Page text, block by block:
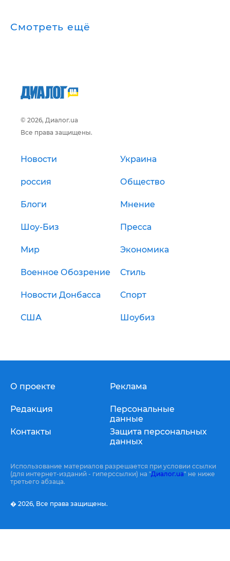
Смотреть ещё
© 2026, Диалог.ua
Все права защищены.
Новости Украина
россия Общество
Блоги Мнение
Шоу-Биз Пресса
Мир Экономика
Военное Обозрение Стиль
Новости Донбасса Спорт
США Шоубиз
О проекте
Редакция
Контакты
Реклама
Персональные
данные
Защита персональных
данных
Использование материалов разрешается при условии ссылки
(для интернет-изданий - гиперссылки) на "Диалог.ua" не ниже
третьего абзаца.
� 2026, Все права защищены.